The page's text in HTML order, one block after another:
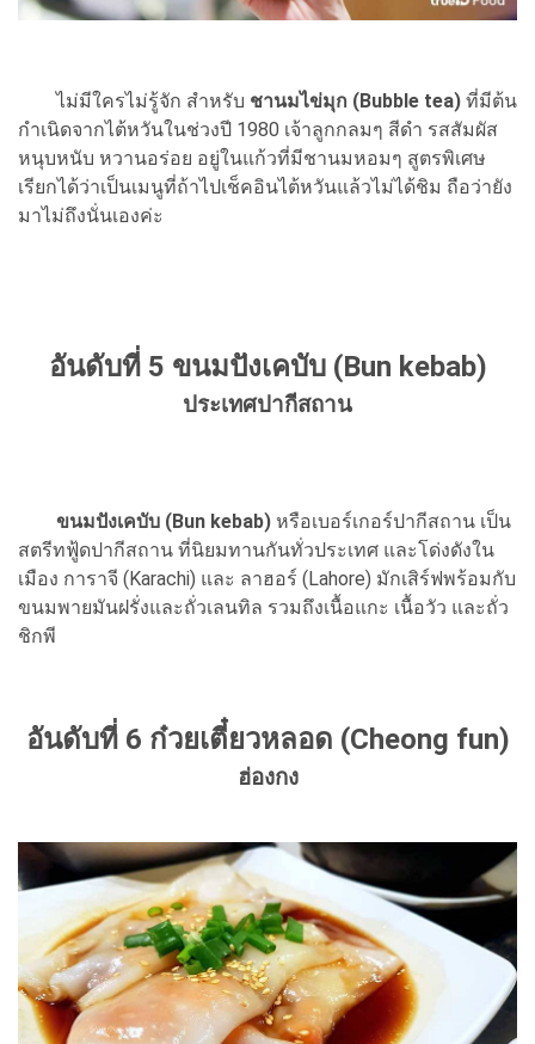
ไม่มีใครไม่รู้จัก สำหรับ ชานมไข่มุก (Bubble tea) ที่มีต้น
กำเนิดจากไต้หวันในช่วงปี 1980 เจ้าลูกกลมๆ สีดำ รสสัมผัส
หนุบหนับ หวานอร่อย อยู่ในแก้วที่มีชานมหอมๆ สูตรพิเศษ
เรียกได้ว่าเป็นเมนูที่ถ้าไปเช็คอินไต้หวันแล้วไม่ได้ชิม ถือว่ายัง
มาไม่ถึงนั่นเองค่ะ
อันดับที่ 5 ขนมปังเคบับ (Bun kebab)
ประเทศปากีสถาน
ขนมปังเคบับ (Bun kebab) หรือเบอร์เกอร์ปากีสถาน เป็น
สตรีทฟู้ดปากีสถาน ที่นิยมทานกันทั่วประเทศ และโด่งดังใน
เมือง การาจี (Karachi) และ ลาฮอร์ (Lahore) มักเสิร์ฟพร้อมกับ
ขนมพายมันฝรั่งและถั่วเลนทิล รวมถึงเนื้อแกะ เนื้อวัว และถั่ว
ชิกพี
อันดับที่ 6 ก๋วยเตี๋ยวหลอด (Cheong fun)
ฮ่องกง